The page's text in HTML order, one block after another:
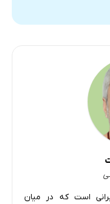
است که در میان